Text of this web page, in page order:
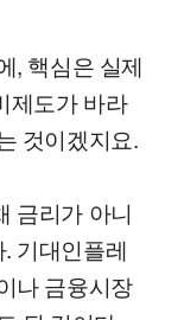
, 핵심은 실제
제도가 바라
것이겠지요.
금리가 아니
기대인플레
나 금융시장